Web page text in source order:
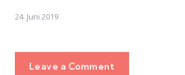
24. Juni 2019
Leave a Comment